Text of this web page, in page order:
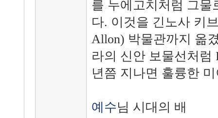
를 누에고치처럼 그물
다. 이것을 긴노사 키
Allon) 박물관까지 옮
라의 신안 보물선처럼
년쯤 지나면 훌륭한
예수님 시대의 배